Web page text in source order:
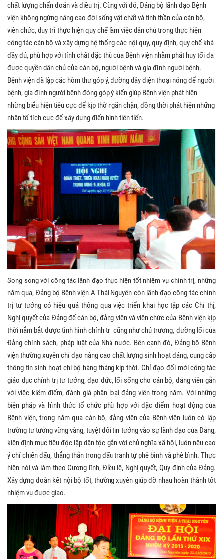
chất lượng chẩn đoán và điều trị. Cùng với đó, Đảng bộ lãnh đạo Bệnh
viện không ngừng nâng cao đời sống vật chất và tinh thần của cán bộ,
viên chức, duy trì thực hiện quy chế làm việc dân chủ trong thực hiện
công tác cán bộ và xây dựng hệ thống các nội quy, quy định, quy chế khá
đầy đủ, phù hợp với tính chất đặc thù của Bệnh viện nhằm phát huy tối đa
được quyền dân chủ của cán bộ, người bệnh và gia đình người bệnh.
Bệnh viện đã lập các hòm thư góp ý, đường dây điện thoại nóng để người
bệnh, gia đình người bệnh đóng góp ý kiến giúp Bệnh viện phát hiện
những biểu hiện tiêu cực để kịp thờ ngăn chặn, đồng thời phát hiện những
nhân tố tích cực để xây dựng điển hình tiên tiến.
Song song với công tác lãnh đạo thực hiện tốt nhiệm vụ chính trị, những
năm qua, Đảng bộ Bệnh viện A Thái Nguyên còn lãnh đạo công tác chính
trị tư tưởng có hiệu quả thông qua việc triển khai học tập các Chỉ thị,
Nghị quyết của Đảng để cán bộ, đảng viên và viên chức của Bệnh viện kịp
thời nắm bắt được tình hình chính trị cũng như chủ trương, đường lối của
Đảng chính sách, pháp luật của Nhà nước. Bên cạnh đó, Đảng bộ Bệnh
viện thường xuyên chỉ đạo nâng cao chất lượng sinh hoạt đảng, cung cấp
thông tin sinh hoạt chi bộ hàng tháng kịp thời. Chỉ đạo đổi mới công tác
giáo dục chính trị tư tưởng, đạo đức, lối sống cho cán bộ, đảng viên gắn
với việc kiểm điểm, đánh giá phân loại đảng viên trong năm. Với những
biện pháp và hình thức tổ chức phù hợp với đặc điểm hoạt động của
Bệnh viện, trong năm qua cán bộ, đảng viên của Bệnh viện luôn có lập
trường tư tưởng vững vàng, tuyệt đối tin tưởng vào sự lãnh đạo của Đảng,
kiên định mục tiêu độc lập dân tộc gắn với chủ nghĩa xã hội, luôn nêu cao
ý chí chiến đấu, thẳng thắn trong đấu tranh tự phê bình và phê bình. Thực
hiện nói và làm theo Cương lĩnh, Điều lệ, Nghị quyết, Quy định của Đảng.
Xây dựng đoàn kết nội bộ tốt, thường xuyên giúp đỡ nhau hoàn thành tốt
nhiệm vụ được giao.